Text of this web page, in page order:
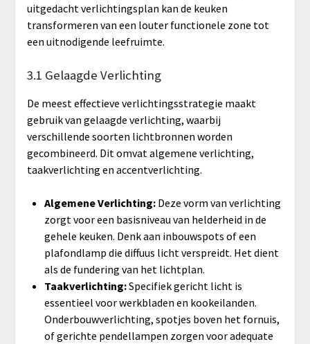
uitgedacht verlichtingsplan kan de keuken
transformeren van een louter functionele zone tot
een uitnodigende leefruimte.
3.1 Gelaagde Verlichting
De meest effectieve verlichtingsstrategie maakt
gebruik van gelaagde verlichting, waarbij
verschillende soorten lichtbronnen worden
gecombineerd. Dit omvat algemene verlichting,
taakverlichting en accentverlichting.
Algemene Verlichting:Deze vorm van verlichting
zorgt voor een basisniveau van helderheid in de
gehele keuken. Denk aan inbouwspots of een
plafondlamp die diffuus licht verspreidt. Het dient
als de fundering van het lichtplan.
Taakverlichting:Specifiek gericht licht is
essentieel voor werkbladen en kookeilanden.
Onderbouwverlichting, spotjes boven het fornuis,
of gerichte pendellampen zorgen voor adequate